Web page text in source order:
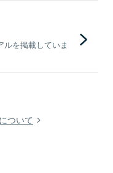
を掲載していま
ついて